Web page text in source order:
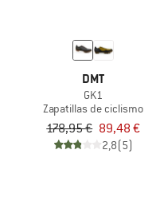
DMT
GK1
Zapatillas de ciclismo
178,95 € 89,48 €
2,8(5)